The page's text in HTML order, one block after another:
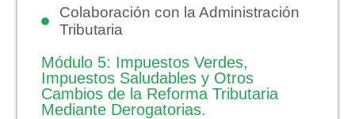
Colaboración con la Administración
Tributaria
Módulo 5: Impuestos Verdes,
Impuestos Saludables y Otros
Cambios de la Reforma Tributaria
Mediante Derogatorias.